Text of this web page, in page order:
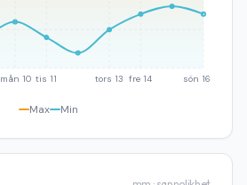
mån 10 tis 11 tors 13 fre 14 sön 16
Max Min